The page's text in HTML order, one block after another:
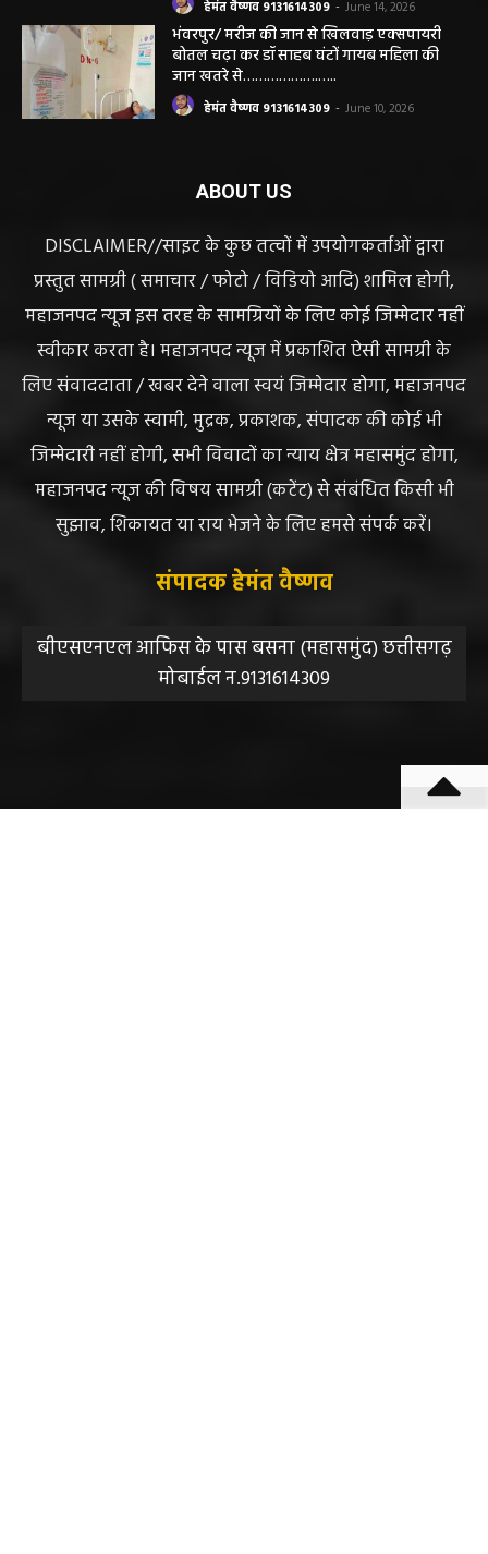
बोतल चढ़ा कर डॉ साहब घंटों गायब महिला की
जान खतरे से……………….…..
हेमंत वैष्णव 9131614309
प्रस्तुत सामग्री ( समाचार / फोटो / विडियो आदि) शामिल होगी,
महाजनपद न्यूज इस तरह के सामग्रियों के लिए कोई जिम्मेदार नहीं
स्वीकार करता है। महाजनपद न्यूज में प्रकाशित ऐसी सामग्री के
लिए संवाददाता / खबर देने वाला स्वयं जिम्मेदार होगा, महाजनपद
न्यूज या उसके स्वामी, मुद्रक, प्रकाशक, संपादक की कोई भी
जिम्मेदारी नहीं होगी, सभी विवादों का न्याय क्षेत्र महासमुंद होगा,
महाजनपद न्यूज की विषय सामग्री (कटेंट) से संबंधित किसी भी
सुझाव, शिकायत या राय भेजने के लिए हमसे संपर्क करें।
मोबाईल न.9131614309